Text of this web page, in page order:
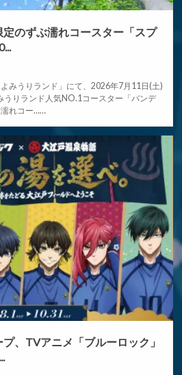
のずぶ濡れコースター「スプ
みうりランド」にて、2026年7月11日(土)
うりランド人気NO.1コースター「バンデ
濡れコー……
、TVアニメ「ブルーロック」